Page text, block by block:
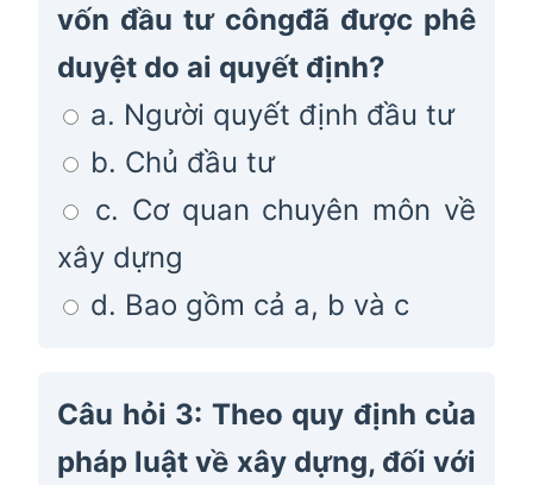
vốn đầu tư côngđã được phê
duyệt do ai quyết định?
a. Người quyết định đầu tư
b. Chủ đầu tư
c. Cơ quan chuyên môn về
xây dựng
d. Bao gồm cả a, b và c
Câu hỏi 3: Theo quy định của
pháp luật về xây dựng, đối với